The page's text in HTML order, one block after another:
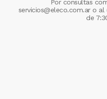
Por consultas
servicios@eleco.com.aro al
de